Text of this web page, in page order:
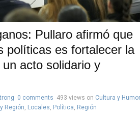
Pullaro afirmó que
políticas es fortalecer la
acto solidario y
0 comments 493 views on Cultura y Humor
Región Locales Política Región